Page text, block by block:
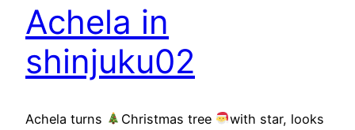
Achela in
shinjuku02
Achela turns Christmas tree
with star, looks